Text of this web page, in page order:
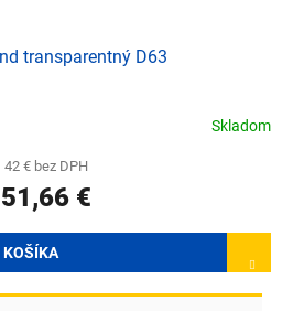
transparentný D63
Skladom
42 € bez DPH
51,66 €
KOŠÍKA